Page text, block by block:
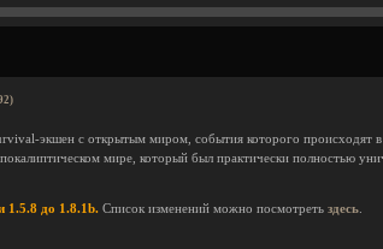
экшен с открытым миром, события которого происходят
мире, который был практически полностью
1.5.8 до 1.8.1b. Список изменений можно посмотреть здесь